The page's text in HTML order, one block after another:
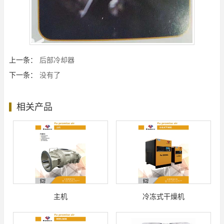
上一条：
后部冷却器
下一条：
没有了
相关产品
主机 冷冻式干燥机